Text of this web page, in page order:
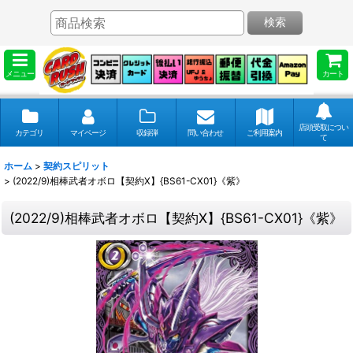
メニュー カート
検索
カテゴリ マイページ 収録弾 問い合わせ ご利用案内
店頭受取につい
て
ホーム > 契約スピリット
> (2022/9)相棒武者オボロ【契約X】{BS61-CX01}《紫》
(2022/9)相棒武者オボロ【契約X】{BS61-CX01}《紫》